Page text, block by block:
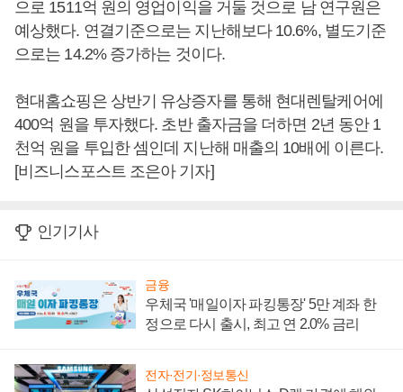
으로 1511억 원의 영업이익을 거둘 것으로 남 연구원은
예상했다. 연결기준으로는 지난해보다 10.6%, 별도기준
으로는 14.2% 증가하는 것이다.
현대홈쇼핑은 상반기 유상증자를 통해 현대렌탈케어에
400억 원을 투자했다. 초반 출자금을 더하면 2년 동안 1
천억 원을 투입한 셈인데 지난해 매출의 10배에 이른다.
[비즈니스포스트 조은아 기자]
인기기사
금융
우체국 '매일이자 파킹통장' 5만 계좌 한
정으로 다시 출시, 최고 연 2.0% 금리
전자·전기·정보통신